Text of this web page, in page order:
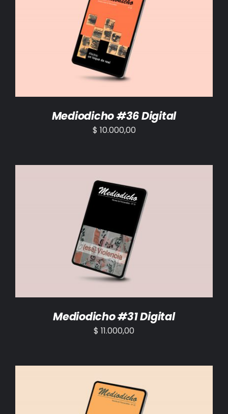
AÑADIR AL CARRITO /
Mediodicho #36 Digital
$ 10.000,00
AÑADIR AL CARRITO /
Mediodicho #31 Digital
$ 11.000,00